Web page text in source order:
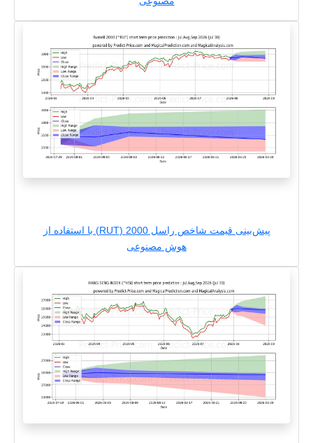
پیش‌بینی قیمت شاخص راسل 2000 (RUT) با استفاده از
هوش مصنوعی